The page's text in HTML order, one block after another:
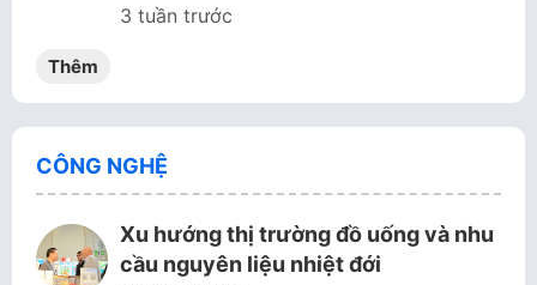
3 tuần trước
Thêm
CÔNG NGHỆ
Xu hướng thị trường đồ uống và nhu
cầu nguyên liệu nhiệt đới